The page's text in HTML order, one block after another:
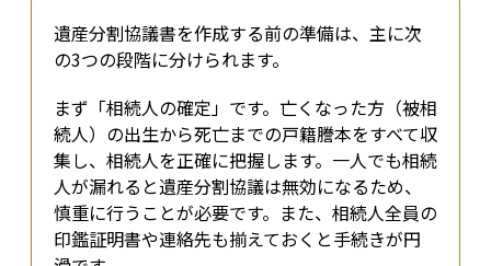
遺産分割協議書を作成する前の準備は、主に次
の3つの段階に分けられます。
まず「相続人の確定」です。亡くなった方（被相
続人）の出生から死亡までの戸籍謄本をすべて収
集し、相続人を正確に把握します。一人でも相続
人が漏れると遺産分割協議は無効になるため、
慎重に行うことが必要です。また、相続人全員の
印鑑証明書や連絡先も揃えておくと手続きが円